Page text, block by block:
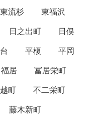
東流杉
東福沢
日之出町
日俣
平榎
平岡
福居
冨居栄町
町
不二栄町
藤木新町